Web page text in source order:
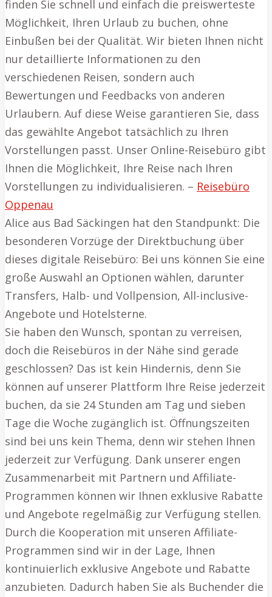
finden Sie schnell und einfach die preiswerteste
Möglichkeit, Ihren Urlaub zu buchen, ohne
Einbußen bei der Qualität. Wir bieten Ihnen nicht
nur detaillierte Informationen zu den
verschiedenen Reisen, sondern auch
Bewertungen und Feedbacks von anderen
Urlaubern. Auf diese Weise garantieren Sie, dass
das gewählte Angebot tatsächlich zu Ihren
Vorstellungen passt. Unser Online-Reisebüro gibt
Ihnen die Möglichkeit, Ihre Reise nach Ihren
Vorstellungen zu individualisieren. – Reisebüro
Oppenau
Alice aus Bad Säckingen hat den Standpunkt: Die
besonderen Vorzüge der Direktbuchung über
dieses digitale Reisebüro: Bei uns können Sie eine
große Auswahl an Optionen wählen, darunter
Transfers, Halb- und Vollpension, All-inclusive-
Angebote und Hotelsterne.
Sie haben den Wunsch, spontan zu verreisen,
doch die Reisebüros in der Nähe sind gerade
geschlossen? Das ist kein Hindernis, denn Sie
können auf unserer Plattform Ihre Reise jederzeit
buchen, da sie 24 Stunden am Tag und sieben
Tage die Woche zugänglich ist. Öffnungszeiten
sind bei uns kein Thema, denn wir stehen Ihnen
jederzeit zur Verfügung. Dank unserer engen
Zusammenarbeit mit Partnern und Affiliate-
Programmen können wir Ihnen exklusive Rabatte
und Angebote regelmäßig zur Verfügung stellen.
Durch die Kooperation mit unseren Affiliate-
Programmen sind wir in der Lage, Ihnen
kontinuierlich exklusive Angebote und Rabatte
anzubieten. Dadurch haben Sie als Buchender die